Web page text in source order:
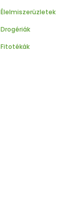
Élelmiszerüzletek
Drogériák
Fitotékák